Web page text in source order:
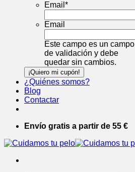
Email *
Email
Este campo es un campo
de validación y debe
quedar sin cambios.
¿Quiénes somos?
Blog
Contactar
Envío gratis a partir de 55 €